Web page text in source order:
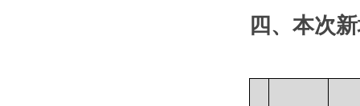
四、本次